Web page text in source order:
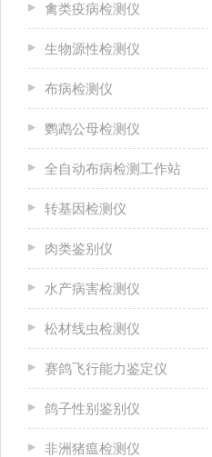
禽类疫病检测仪
生物源性检测仪
布病检测仪
鹦鹉公母检测仪
全自动布病检测工作站
转基因检测仪
肉类鉴别仪
水产病害检测仪
松材线虫检测仪
赛鸽飞行能力鉴定仪
鸽子性别鉴别仪
非洲猪瘟检测仪